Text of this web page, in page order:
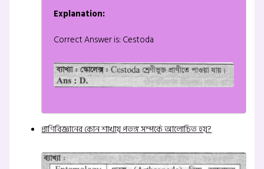
Explanation:
Correct Answer is: Cestoda
প্রাণিবিজ্ঞানের কোন শাখায় পতঙ্গ সম্পর্কে আলোচিত হয়?